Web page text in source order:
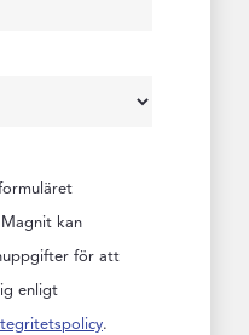
kan
för att
enligt
.